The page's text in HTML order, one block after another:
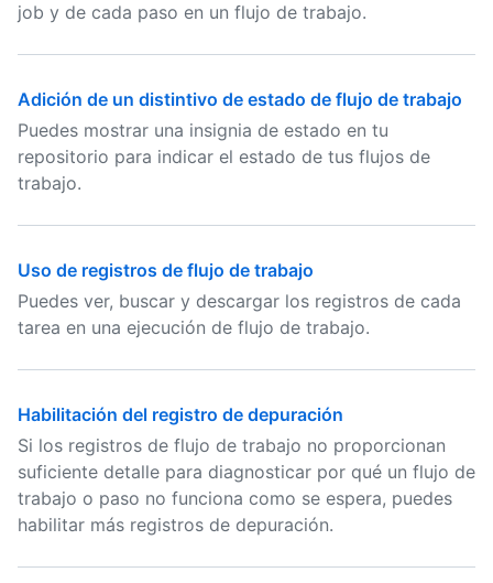
job y de cada paso en un flujo de trabajo.
Adición de un distintivo de estado de flujo de trabajo
Puedes mostrar una insignia de estado en tu
repositorio para indicar el estado de tus flujos de
trabajo.
Uso de registros de flujo de trabajo
Puedes ver, buscar y descargar los registros de cada
tarea en una ejecución de flujo de trabajo.
Habilitación del registro de depuración
Si los registros de flujo de trabajo no proporcionan
suficiente detalle para diagnosticar por qué un flujo de
trabajo o paso no funciona como se espera, puedes
habilitar más registros de depuración.